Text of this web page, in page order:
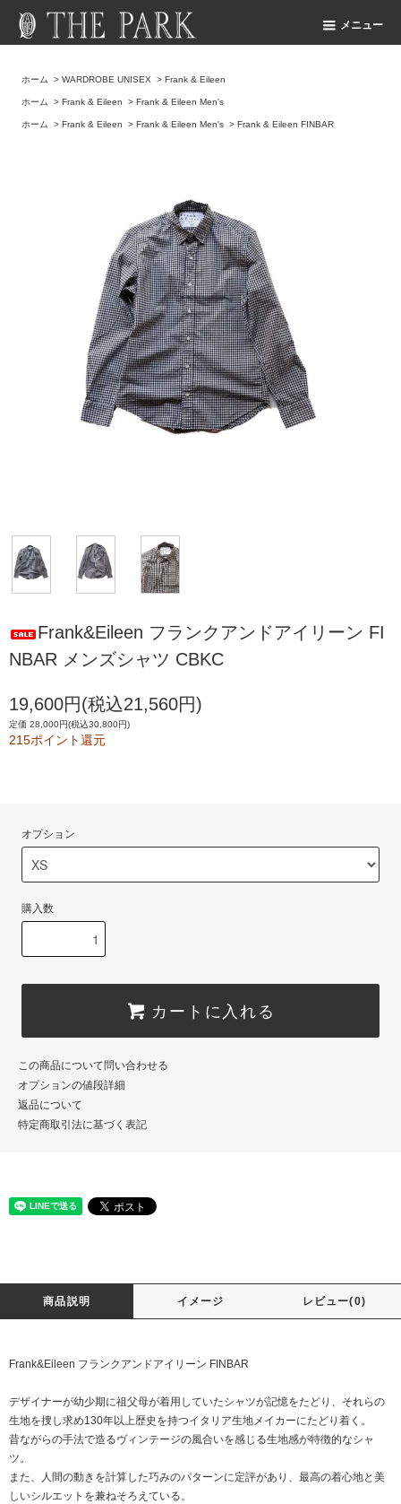
メニュー
ホーム >WARDROBE UNISEX >Frank & Eileen
ホーム >Frank & Eileen >Frank & Eileen Men's
ホーム >Frank & Eileen >Frank & Eileen Men's >Frank & Eileen FINBAR
Frank&Eileen フランクアンドアイリーン FI
NBAR メンズシャツ CBKC
19,600円(税込21,560円)
定価 28,000円(税込30,800円)
215ポイント還元
オプション
購入数
カートに入れる
この商品について問い合わせる
オプションの値段詳細
返品について
特定商取引法に基づく表記
商品説明 イメージ レビュー(0)
Frank&Eileen フランクアンドアイリーン FINBAR
デザイナーが幼少期に祖父母が着用していたシャツが記憶をたどり、それらの
生地を捜し求め130年以上歴史を持つイタリア生地メイカーにたどり着く。
昔ながらの手法で造るヴィンテージの風合いを感じる生地感が特徴的なシャ
ツ。
また、人間の動きを計算した巧みのパターンに定評があり、最高の着心地と美
しいシルエットを兼ねそろえている。